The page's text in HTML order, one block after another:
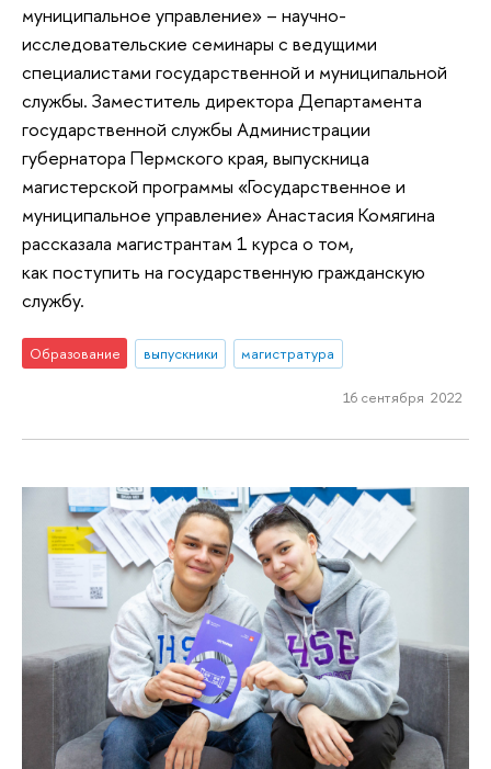
муниципальное управление» – научно-
исследовательские семинары с ведущими
специалистами государственной и муниципальной
службы. Заместитель директора Департамента
государственной службы Администрации
губернатора Пермского края, выпускница
магистерской программы «Государственное и
муниципальное управление» Анастасия Комягина
рассказала магистрантам 1 курса о том,
как поступить на государственную гражданскую
службу.
Образование выпускники магистратура
16 сентября 2022